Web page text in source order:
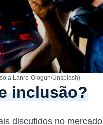
Lanre-Ologun/Unsplash)
inclusão?
discutidos no mercado